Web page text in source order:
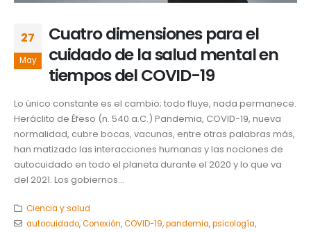
27
May
Cuatro dimensiones para el
cuidado de la salud mental en
tiempos del COVID-19
Lo único constante es el cambio; todo fluye, nada permanece.
Heráclito de Éfeso (n. 540 a.C.) Pandemia, COVID-19, nueva
normalidad, cubre bocas, vacunas, entre otras palabras más,
han matizado las interacciones humanas y las nociones de
autocuidado en todo el planeta durante el 2020 y lo que va
del 2021. Los gobiernos...
Ciencia y salud
autocuidado,Conexión,COVID-19,pandemia,psicología,